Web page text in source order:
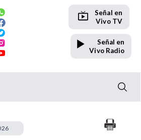
Señal en
Vivo TV
Señal en
Vivo Radio